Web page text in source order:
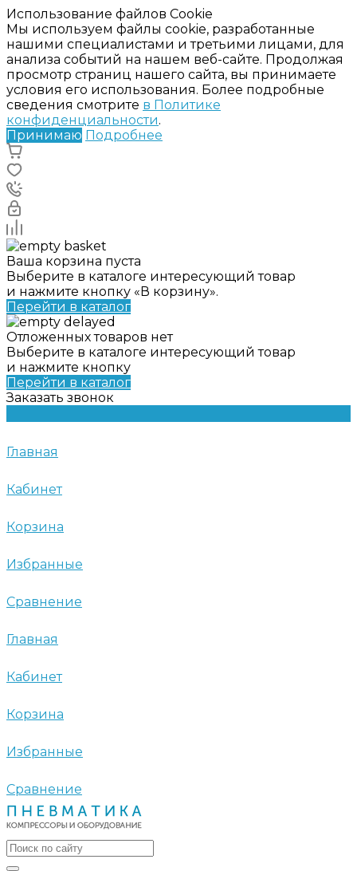
Использование файлов Cookie
Мы используем файлы cookie, разработанные
нашими специалистами и третьими лицами, для
анализа событий на нашем веб-сайте. Продолжая
просмотр страниц нашего сайта, вы принимаете
условия его использования. Более подробные
сведения смотрите в Политике
конфиденциальности.
Принимаю Подробнее
Ваша корзина пуста
Выберите в каталоге интересующий товар
и нажмите кнопку «В корзину».
Перейти в каталог
Отложенных товаров нет
Выберите в каталоге интересующий товар
и нажмите кнопку
Перейти в каталог
Заказать звонок
Главная
Кабинет
Корзина
Избранные
Сравнение
Главная
Кабинет
Корзина
Избранные
Сравнение